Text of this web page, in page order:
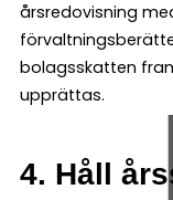
årsredovisning
bolagsskatten
upprättas.
4. Håll